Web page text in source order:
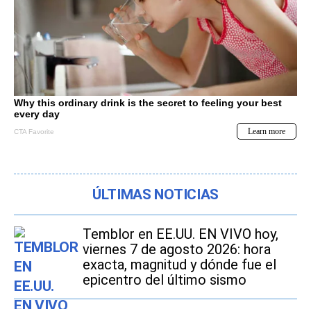
ÚLTIMAS NOTICIAS
Temblor en EE.UU. EN VIVO hoy,
viernes 7 de agosto 2026: hora
exacta, magnitud y dónde fue el
epicentro del último sismo